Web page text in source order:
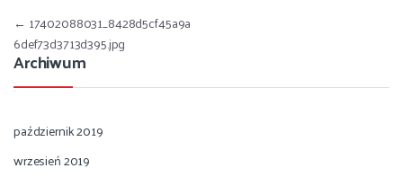
Nawigacja wpisu
← 17402088031_8428d5cf45a9a
6def73d3713d395.jpg
Archiwum
październik 2019
wrzesień 2019